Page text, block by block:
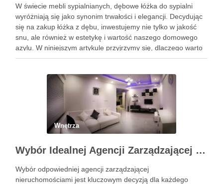
W świecie mebli sypialnianych, dębowe łóżka do sypialni
wyróżniają się jako synonim trwałości i elegancji. Decydując
się na zakup łóżka z dębu, inwestujemy nie tylko w jakość
snu, ale również w estetykę i wartość naszego domowego
azylu. W niniejszym artykule przyjrzymy się, dlaczego warto
wybrać łóżko wykonane z tego szlachetnego …
Wnętrza
Wybór Idealnej Agencji Zarządzającej Nieruchomościami: Kompleksowy Przewodnik
Wybór odpowiedniej agencji zarządzającej
nieruchomościami jest kluczowym decyzją dla każdego